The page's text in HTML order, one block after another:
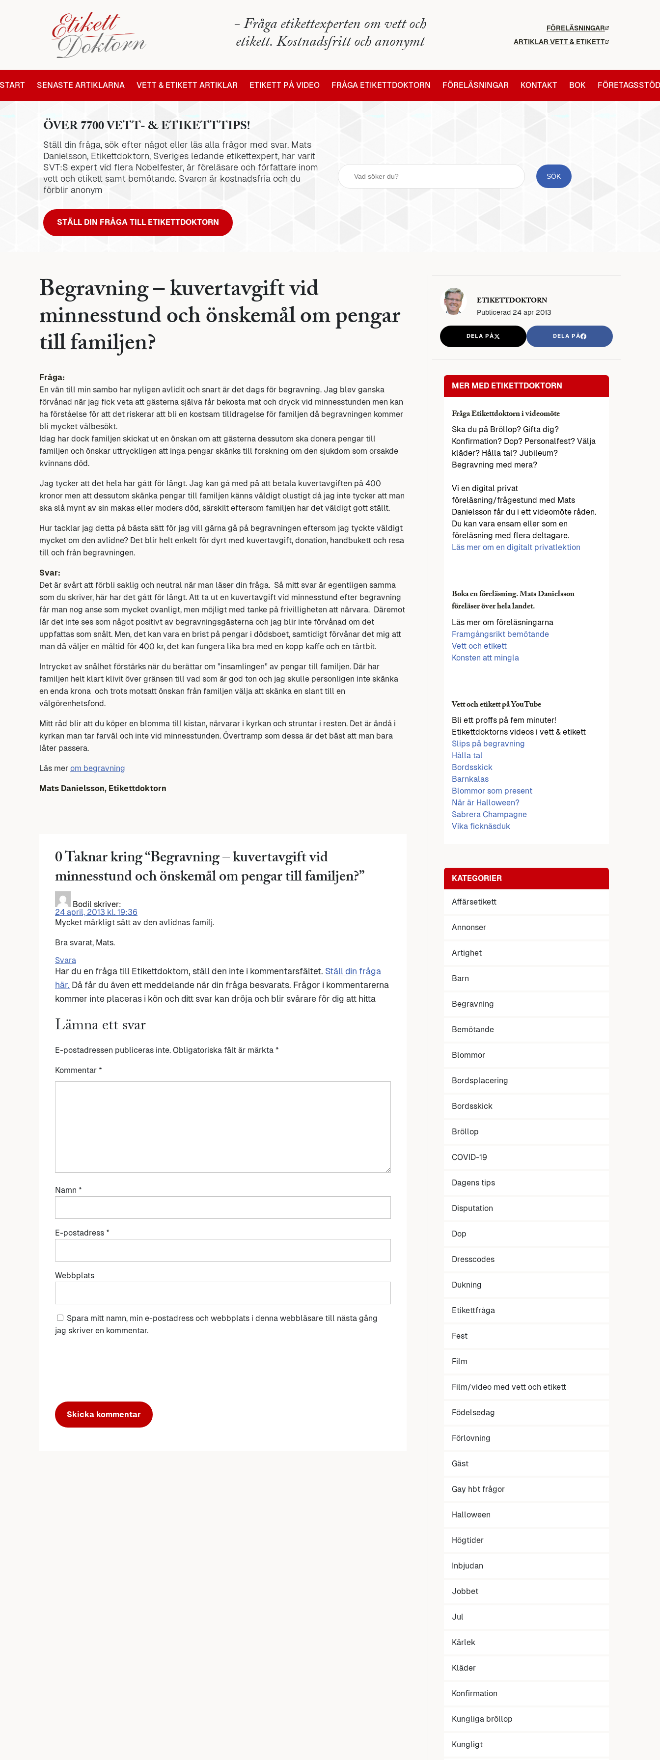
- Fråga etikettexperten om vett och
etikett. Kostnadsfritt och anonymt
FÖRELÄSNINGAR
ARTIKLAR VETT & ETIKETT
START SENASTE ARTIKLARNA VETT & ETIKETT ARTIKLAR ETIKETT PÅ VIDEO FRÅGA ETIKETTDOKTORN FÖRELÄSNINGAR KONTAKT BOK FÖRETAGSSTÖD
ÖVER 7700 VETT- & ETIKETTTIPS!
Ställ din fråga, sök efter något eller läs alla frågor med svar. Mats
Danielsson, Etikettdoktorn, Sveriges ledande etikettexpert, har varit
SVT:S expert vid flera Nobelfester, är föreläsare och författare inom
vett och etikett samt bemötande. Svaren är kostnadsfria och du
förblir anonym
STÄLL DIN FRÅGA TILL ETIKETTDOKTORN
Begravning – kuvertavgift vid
minnesstund och önskemål om pengar
till familjen?
Fråga:
En vän till min sambo har nyligen avlidit och snart är det dags för begravning. Jag blev ganska
förvånad när jag fick veta att gästerna själva får bekosta mat och dryck vid minnesstunden men kan
ha förståelse för att det riskerar att bli en kostsam tilldragelse för familjen då begravningen kommer
bli mycket välbesökt.
Idag har dock familjen skickat ut en önskan om att gästerna dessutom ska donera pengar till
familjen och önskar uttryckligen att inga pengar skänks till forskning om den sjukdom som orsakde
kvinnans död.
Jag tycker att det hela har gått för långt. Jag kan gå med på att betala kuvertavgiften på 400
kronor men att dessutom skänka pengar till familjen känns väldigt olustigt då jag inte tycker att man
ska slå mynt av sin makas eller moders död, särskilt eftersom familjen har det väldigt gott ställt.
Hur tacklar jag detta på bästa sätt för jag vill gärna gå på begravningen eftersom jag tyckte väldigt
mycket om den avlidne? Det blir helt enkelt för dyrt med kuvertavgift, donation, handbukett och resa
till och från begravningen.
Svar:
Det är svårt att förbli saklig och neutral när man läser din fråga. Så mitt svar är egentligen samma
som du skriver, här har det gått för långt. Att ta ut en kuvertavgift vid minnesstund efter begravning
får man nog anse som mycket ovanligt, men möjligt med tanke på frivilligheten att närvara. Däremot
lär det inte ses som något positivt av begravningsgästerna och jag blir inte förvånad om det
uppfattas som snålt. Men, det kan vara en brist på pengar i dödsboet, samtidigt förvånar det mig att
man då väljer en måltid för 400 kr, det kan fungera lika bra med en kopp kaffe och en tårtbit.
Intrycket av snålhet förstärks när du berättar om ”insamlingen” av pengar till familjen. Där har
familjen helt klart klivit över gränsen till vad som är god ton och jag skulle personligen inte skänka
en enda krona och trots motsatt önskan från familjen välja att skänka en slant till en
välgörenhetsfond.
Mitt råd blir att du köper en blomma till kistan, närvarar i kyrkan och struntar i resten. Det är ändå i
kyrkan man tar farväl och inte vid minnesstunden. Övertramp som dessa är det bäst att man bara
låter passera.
Läs mer om begravning
Mats Danielsson, Etikettdoktorn
0 Taknar kring “Begravning – kuvertavgift vid
minnesstund och önskemål om pengar till familjen?”
Bodil skriver:
24 april, 2013 kl. 19:36
Mycket märkligt sätt av den avlidnas familj.
Bra svarat, Mats.
Svara
Har du en fråga till Etikettdoktorn, ställ den inte i kommentarsfältet. Ställ din fråga
här. Då får du även ett meddelande när din fråga besvarats. Frågor i kommentarerna
kommer inte placeras i kön och ditt svar kan dröja och blir svårare för dig att hitta
Lämna ett svar
E-postadressen publiceras inte. Obligatoriska fält är märkta *
Kommentar *
Namn *
E-postadress *
Webbplats
Spara mitt namn, min e-postadress och webbplats i denna webbläsare till nästa gång
jag skriver en kommentar.
ETIKETTDOKTORN
Publicerad 24 apr 2013
DELA PÅ DELA PÅ
MER MED ETIKETTDOKTORN
Fråga Etikettdoktorn i videomöte
Ska du på Bröllop? Gifta dig?
Konfirmation? Dop? Personalfest? Välja
kläder? Hålla tal? Jubileum?
Begravning med mera?
Vi en digital privat
föreläsning/frågestund med Mats
Danielsson får du i ett videomöte råden.
Du kan vara ensam eller som en
föreläsning med flera deltagare.
Läs mer om en digitalt privatlektion
Boka en föreläsning. Mats Danielsson
föreläser över hela landet.
Läs mer om föreläsningarna
Framgångsrikt bemötande
Vett och etikett
Konsten att mingla
Vett och etikett på YouTube
Bli ett proffs på fem minuter!
Etikettdoktorns videos i vett & etikett
Slips på begravning
Hålla tal
Bordsskick
Barnkalas
Blommor som present
När är Halloween?
Sabrera Champagne
Vika ficknäsduk
KATEGORIER
Affärsetikett
Annonser
Artighet
Barn
Begravning
Bemötande
Blommor
Bordsplacering
Bordsskick
Bröllop
COVID-19
Dagens tips
Disputation
Dop
Dresscodes
Dukning
Etikettfråga
Fest
Film
Film/video med vett och etikett
Födelsedag
Förlovning
Gäst
Gay hbt frågor
Halloween
Högtider
Inbjudan
Jobbet
Jul
Kärlek
Kläder
Konfirmation
Kungliga bröllop
Kungligt